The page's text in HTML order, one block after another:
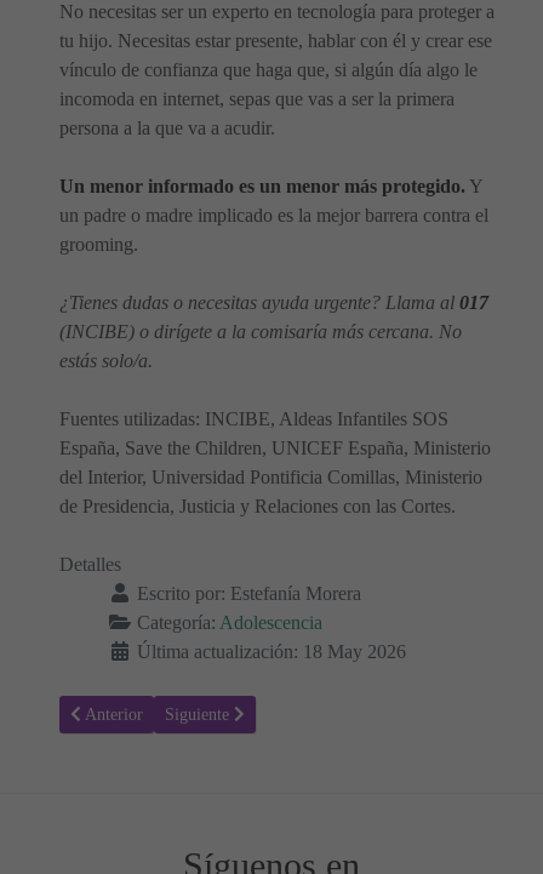
No necesitas ser un experto en tecnología para proteger a
tu hijo. Necesitas estar presente, hablar con él y crear ese
vínculo de confianza que haga que, si algún día algo le
incomoda en internet, sepas que vas a ser la primera
persona a la que va a acudir.
Un menor informado es un menor más protegido. Y
un padre o madre implicado es la mejor barrera contra el
grooming.
¿Tienes dudas o necesitas ayuda urgente? Llama al 017
(INCIBE) o dirígete a la comisaría más cercana. No
estás solo/a.
Fuentes utilizadas: INCIBE, Aldeas Infantiles SOS
España, Save the Children, UNICEF España, Ministerio
del Interior, Universidad Pontificia Comillas, Ministerio
de Presidencia, Justicia y Relaciones con las Cortes.
Detalles
Escrito por: Estefanía Morera
Categoría: Adolescencia
Última actualización: 18 May 2026
Artículo anterior: Dopamina Digital: Por Qué el Cerebro
Anterior Artículo siguiente: Películas para Adolescentes que
Siguiente
Síguenos en